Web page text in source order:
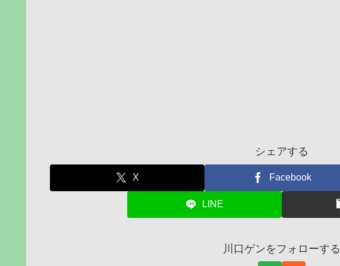
シェアする
X Facebook
LINE
川口ゲンをフォローする